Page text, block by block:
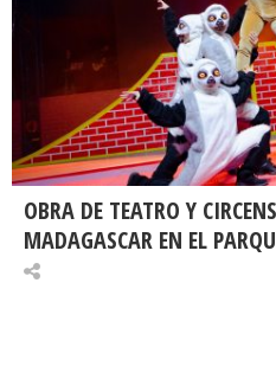
OBRA DE TEATRO Y
MADAGASCAR EN EL